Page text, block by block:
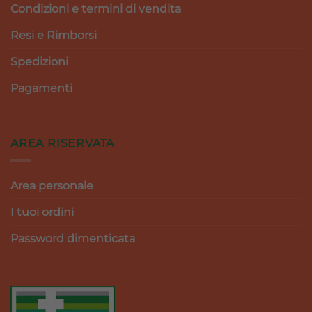
Condizioni e termini di vendita
Resi e Rimborsi
Spedizioni
Pagamenti
AREA RISERVATA
Area personale
I tuoi ordini
Password dimenticata